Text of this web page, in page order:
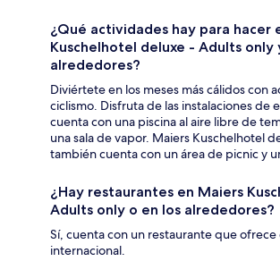
¿Qué actividades hay para hacer
Kuschelhotel deluxe - Adults only
alrededores?
Diviértete en los meses más cálidos con
ciclismo. Disfruta de las instalaciones de
cuenta con una piscina al aire libre de
una sala de vapor. Maiers Kuschelhotel
también cuenta con un área de picnic y
¿Hay restaurantes en Maiers
Adults only o en los alrededores?
Sí, cuenta con un restaurante que ofrece
internacional.